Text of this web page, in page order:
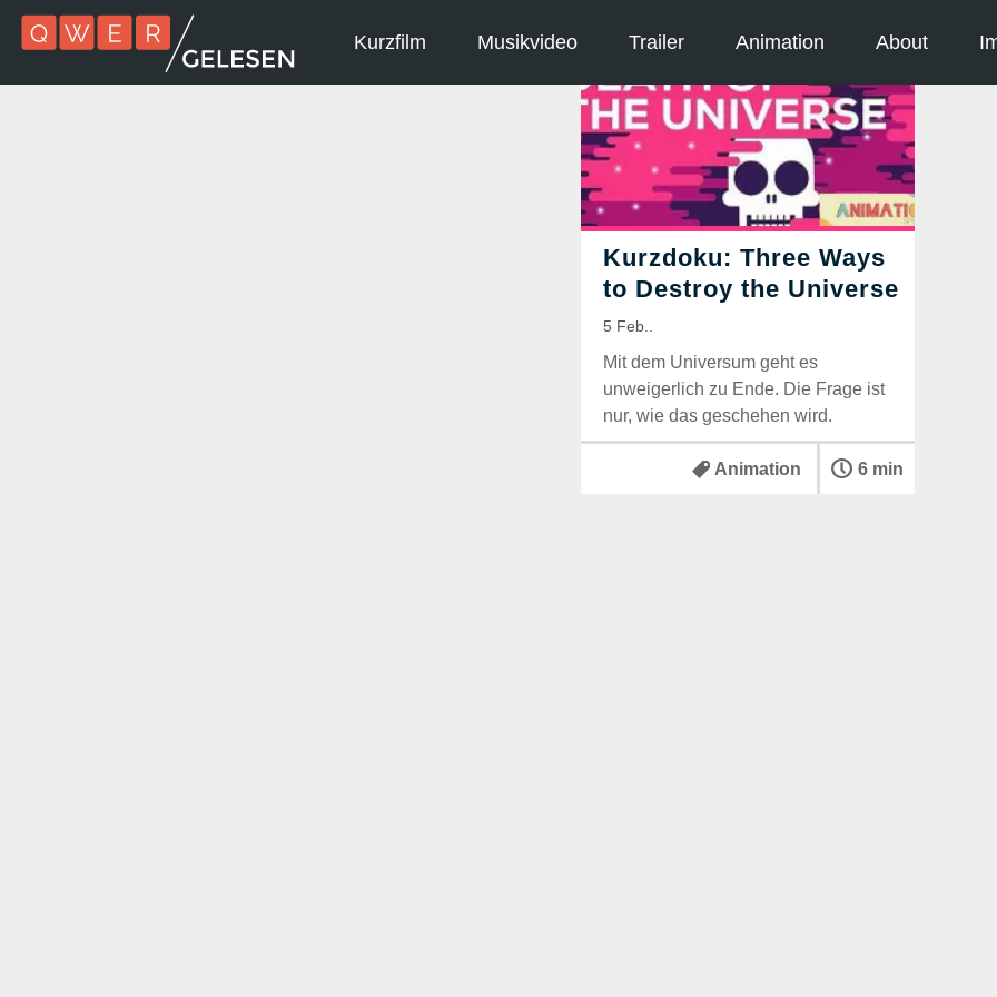
Kurzfilm Musikvideo Trailer Animation About
Mit dem Universum geht es
unweigerlich zu Ende. Die Frage ist
nur, wie das geschehen wird.
Animation 6 min